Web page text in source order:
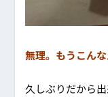
無理。もうこんな
久しぶりだから